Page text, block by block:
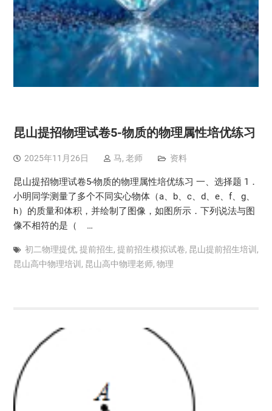
昆山提招物理试卷5-物质的物理属性培优练习
2025年11月26日 马, 老师 资料
昆山提招物理试卷5-物质的物理属性培优练习 一、选择题 1．
小明同学测量了多个不同实心物体（a、b、c、d、e、f、g、
h）的质量和体积，并绘制了图像，如图所示．下列说法与图
像不相符的是（ …
初二物理提优, 提前招生, 提前招生模拟试卷, 昆山提前招生培训 ,
昆山高中物理培训 , 昆山高中物理老师, 物理